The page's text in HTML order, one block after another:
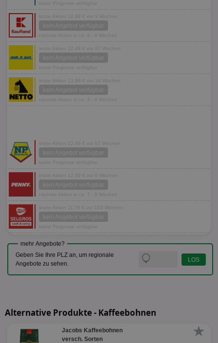
keine Prognose verfügbar
letzte Aktion 12,99 € vor 9 Wochen
kein Angebot verfügbar
nächste Aktion in ca. 8 - 9 Wochen
letzte Aktion 12,49 € vor 67 Wochen
kein Angebot verfügbar
keine Prognose verfügbar
letzte Aktion 13,99 € vor 14 Wochen
kein Angebot verfügbar
nächste Aktion in ca. 3 - 4 Wochen
letzte Aktion 12,49 € vor 67 Wochen
kein Angebot verfügbar
keine Prognose verfügbar
letzte Aktion 12,99 € vor 6 Wochen
kein Angebot verfügbar
nächste Aktion in ca. 7 - 8 Wochen
letzte Aktion 11,76 € vor 103 Wochen
kein Angebot verfügbar
keine Prognose verfügbar
mehr Angebote?
Geben Sie Ihre PLZ an, um regionale
Angebote zu sehen.
Alternative Produkte - Kaffeebohnen
★
Jacobs Kaffeebohnen
versch. Sorten